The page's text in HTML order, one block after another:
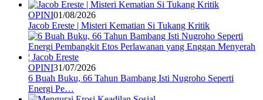
OPINI01/08/2026
Jacob Ereste | Misteri Kematian Si Tukang Kritik
OPINI31/07/2026
6 Buah Buku, 66 Tahun Bambang Isti Nugroho Seperti
Energi Pe…